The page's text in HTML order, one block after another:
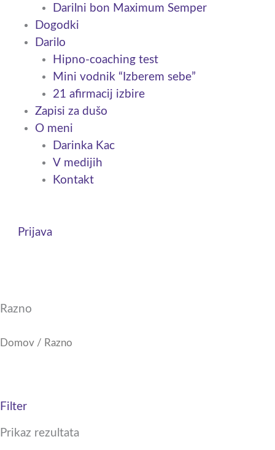
Darilni bon Maximum Semper
Dogodki
Darilo
Hipno-coaching test
Mini vodnik “Izberem sebe”
21 afirmacij izbire
Zapisi za dušo
O meni
Darinka Kac
V medijih
Kontakt
Prijava
Razno
Domov / Razno
Filter
Prikaz rezultata